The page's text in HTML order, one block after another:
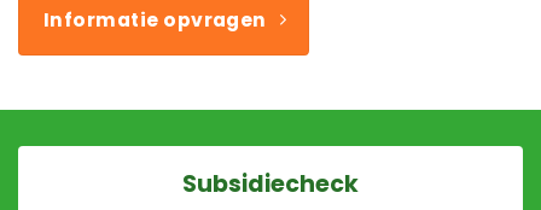
Informatie opvragen
Subsidiecheck